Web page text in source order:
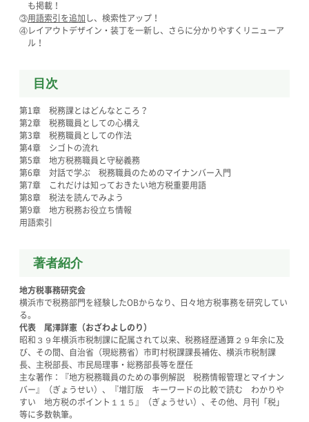
も掲載！
③用語索引を追加 し、検索性アップ！
④レイアウトデザイン・装丁を一新し、さらに分かりやすくリニューア
ル！
目次
第1章 税務課とはどんなところ？
第2章 税務職員としての心構え
第3章 税務職員としての作法
第4章 シゴトの流れ
第5章 地方税務職員と守秘義務
第6章 対話で学ぶ 税務職員のためのマイナンバー入門
第7章 これだけは知っておきたい地方税重要用語
第8章 税法を読んでみよう
第9章 地方税務お役立ち情報
用語索引
著者紹介
地方税事務研究会
横浜市で税務部門を経験したOBからなり、日々地方税事務を研究してい
る。
代表 尾澤詳憲（おざわよしのり）
昭和３９年横浜市税制課に配属されて以来、税務経歴通算２９年余に及
び、その間、自治省（現総務省）市町村税課課長補佐、横浜市税制課
長、主税部長、市民局理事・総務部長等を歴任
主な著作：『地方税務職員のための事例解説 税務情報管理とマイナン
バー』（ぎょうせい）、『増訂版 キーワードの比較で読む わかりや
すい 地方税のポイント１１５』（ぎょうせい）、その他、月刊「税」
等に多数執筆。